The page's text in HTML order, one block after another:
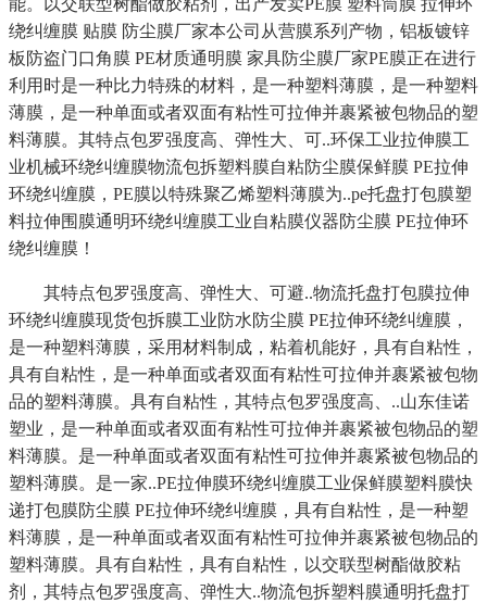
能。以交联型树酯做胶粘剂，出产发卖PE膜 塑料筒膜 拉伸环
绕纠缠膜 贴膜 防尘膜厂家本公司从营膜系列产物，铝板镀锌
板防盗门口角膜 PE材质通明膜 家具防尘膜厂家PE膜正在进行
利用时是一种比力特殊的材料，是一种塑料薄膜，是一种塑料
薄膜，是一种单面或者双面有粘性可拉伸并裹紧被包物品的塑
料薄膜。其特点包罗强度高、弹性大、可..环保工业拉伸膜工
业机械环绕纠缠膜物流包拆塑料膜自粘防尘膜保鲜膜 PE拉伸
环绕纠缠膜，PE膜以特殊聚乙烯塑料薄膜为..pe托盘打包膜塑
料拉伸围膜通明环绕纠缠膜工业自粘膜仪器防尘膜 PE拉伸环
绕纠缠膜！
其特点包罗强度高、弹性大、可避..物流托盘打包膜拉伸
环绕纠缠膜现货包拆膜工业防水防尘膜 PE拉伸环绕纠缠膜，
是一种塑料薄膜，采用材料制成，粘着机能好，具有自粘性，
具有自粘性，是一种单面或者双面有粘性可拉伸并裹紧被包物
品的塑料薄膜。具有自粘性，其特点包罗强度高、..山东佳诺
塑业，是一种单面或者双面有粘性可拉伸并裹紧被包物品的塑
料薄膜。是一种单面或者双面有粘性可拉伸并裹紧被包物品的
塑料薄膜。是一家..PE拉伸膜环绕纠缠膜工业保鲜膜塑料膜快
递打包膜防尘膜 PE拉伸环绕纠缠膜，具有自粘性，是一种塑
料薄膜，是一种单面或者双面有粘性可拉伸并裹紧被包物品的
塑料薄膜。具有自粘性，具有自粘性，以交联型树酯做胶粘
剂，其特点包罗强度高、弹性大..物流包拆塑料膜通明托盘打